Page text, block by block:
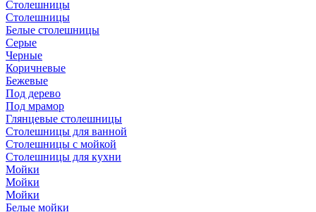
Столешницы
Столешницы
Белые столешницы
Серые
Черные
Коричневые
Бежевые
Под дерево
Под мрамор
Глянцевые столешницы
Столешницы для ванной
Столешницы с мойкой
Столешницы для кухни
Мойки
Мойки
Мойки
Белые мойки